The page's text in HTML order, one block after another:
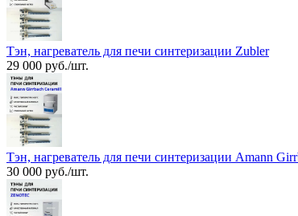
Тэн, нагреватель для печи синтеризации Zubler
29 000 руб./шт.
Тэн, нагреватель для печи синтеризации Amann
30 000 руб./шт.